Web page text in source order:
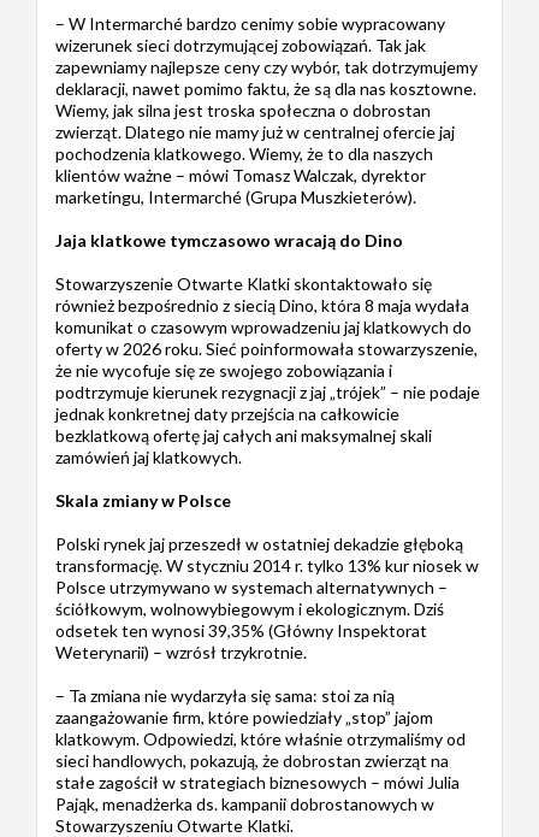
– W Intermarché bardzo cenimy sobie wypracowany
wizerunek sieci dotrzymującej zobowiązań. Tak jak
zapewniamy najlepsze ceny czy wybór, tak dotrzymujemy
deklaracji, nawet pomimo faktu, że są dla nas kosztowne.
Wiemy, jak silna jest troska społeczna o dobrostan
zwierząt. Dlatego nie mamy już w centralnej ofercie jaj
pochodzenia klatkowego. Wiemy, że to dla naszych
klientów ważne – mówi Tomasz Walczak, dyrektor
marketingu, Intermarché (Grupa Muszkieterów).
Jaja klatkowe tymczasowo wracają do Dino
Stowarzyszenie Otwarte Klatki skontaktowało się
również bezpośrednio z siecią Dino, która 8 maja wydała
komunikat o czasowym wprowadzeniu jaj klatkowych do
oferty w 2026 roku. Sieć poinformowała stowarzyszenie,
że nie wycofuje się ze swojego zobowiązania i
podtrzymuje kierunek rezygnacji z jaj „trójek” – nie podaje
jednak konkretnej daty przejścia na całkowicie
bezklatkową ofertę jaj całych ani maksymalnej skali
zamówień jaj klatkowych.
Skala zmiany w Polsce
Polski rynek jaj przeszedł w ostatniej dekadzie głęboką
transformację. W styczniu 2014 r. tylko 13% kur niosek w
Polsce utrzymywano w systemach alternatywnych –
ściółkowym, wolnowybiegowym i ekologicznym. Dziś
odsetek ten wynosi 39,35% (Główny Inspektorat
Weterynarii) – wzrósł trzykrotnie.
– Ta zmiana nie wydarzyła się sama: stoi za nią
zaangażowanie firm, które powiedziały „stop” jajom
klatkowym. Odpowiedzi, które właśnie otrzymaliśmy od
sieci handlowych, pokazują, że dobrostan zwierząt na
stałe zagościł w strategiach biznesowych – mówi Julia
Pająk, menadżerka ds. kampanii dobrostanowych w
Stowarzyszeniu Otwarte Klatki.